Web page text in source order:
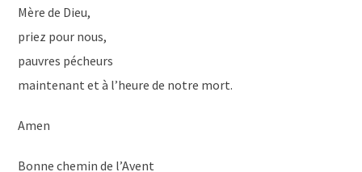
Mère de Dieu,
priez pour nous,
pauvres pécheurs
maintenant et à l’heure de notre mort.
Amen
Bonne chemin de l’Avent